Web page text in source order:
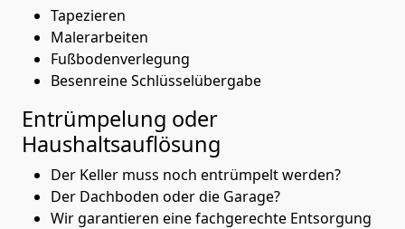
Tapezieren
Malerarbeiten
Fußbodenverlegung
Besenreine Schlüsselübergabe
Entrümpelung oder
Haushaltsauflösung
Der Keller muss noch entrümpelt werden?
Der Dachboden oder die Garage?
Wir garantieren eine fachgerechte Entsorgung